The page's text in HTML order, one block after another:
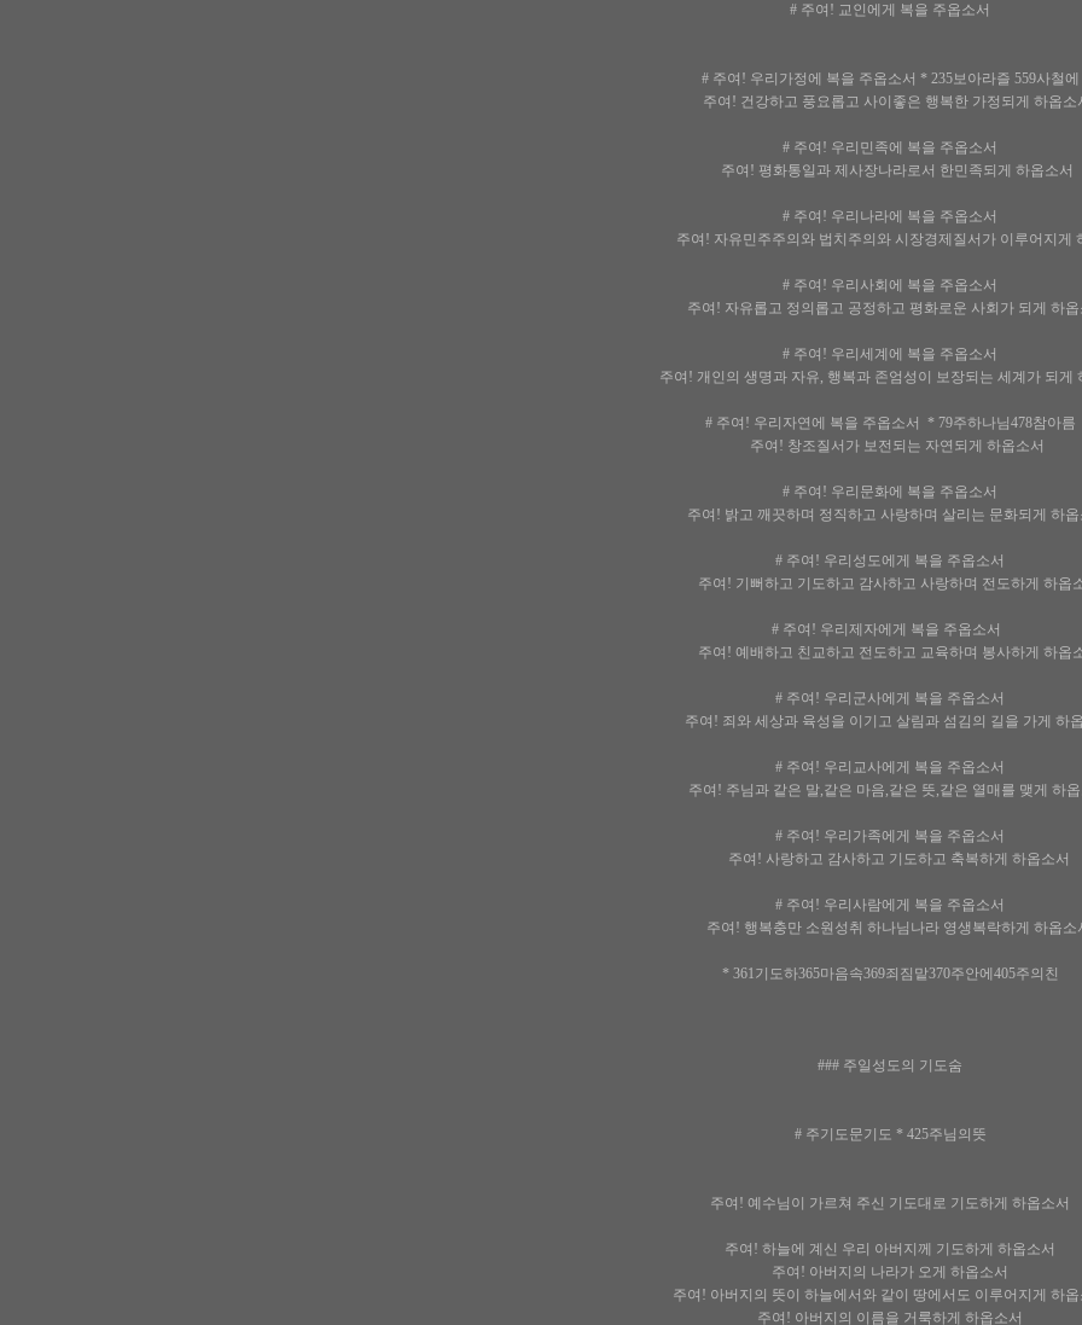
# 주여! 교인에게 복을 주옵소서
# 주여! 우리가정에 복을 주옵소서 * 235보아라즐 559사철에
주여! 건강하고 풍요롭고 사이좋은 행복한 가정되게 하옵소
# 주여! 우리민족에 복을 주옵소서
주여! 평화통일과 제사장나라로서 한민족되게 하옵소서
# 주여! 우리나라에 복을 주옵소서
주여! 자유민주주의와 법치주의와 시장경제질서가 이루어지게
# 주여! 우리사회에 복을 주옵소서
주여! 자유롭고 정의롭고 공정하고 평화로운 사회가 되게 하옵
# 주여! 우리세계에 복을 주옵소서
주여! 개인의 생명과 자유, 행복과 존엄성이 보장되는 세계가 되게
# 주여! 우리자연에 복을 주옵소서 * 79주하나님478참아름
주여! 창조질서가 보전되는 자연되게 하옵소서
# 주여! 우리문화에 복을 주옵소서
주여! 밝고 깨끗하며 정직하고 사랑하며 살리는 문화되게 하옵
# 주여! 우리성도에게 복을 주옵소서
주여! 기뻐하고 기도하고 감사하고 사랑하며 전도하게 하옵
# 주여! 우리제자에게 복을 주옵소서
주여! 예배하고 친교하고 전도하고 교육하며 봉사하게 하옵
# 주여! 우리군사에게 복을 주옵소서
주여! 죄와 세상과 육성을 이기고 살림과 섬김의 길을 가게 하
# 주여! 우리교사에게 복을 주옵소서
주여! 주님과 같은 말,같은 마음,같은 뜻,같은 열매를 맺게 하옵
# 주여! 우리가족에게 복을 주옵소서
주여! 사랑하고 감사하고 기도하고 축복하게 하옵소서
# 주여! 우리사람에게 복을 주옵소서
주여! 행복충만 소원성취 하나님나라 영생복락하게 하옵소
* 361기도하365마음속369죄짐맡370주안에405주의친
### 주일성도의 기도숨
# 주기도문기도 * 425주님의뜻
주여! 예수님이 가르쳐 주신 기도대로 기도하게 하옵소서
주여! 하늘에 계신 우리 아버지께 기도하게 하옵소서
주여! 아버지의 나라가 오게 하옵소서
주여! 아버지의 뜻이 하늘에서와 같이 땅에서도 이루어지게 하옵
주여! 아버지의 이름을 거룩하게 하옵소서